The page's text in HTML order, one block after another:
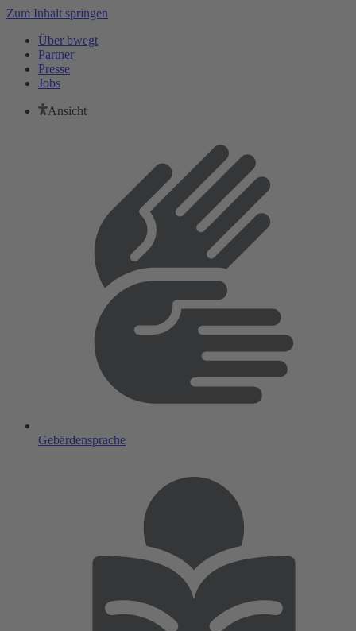
Zum Inhalt springen
Über bwegt
Partner
Presse
Jobs
Ansicht
Gebärdensprache